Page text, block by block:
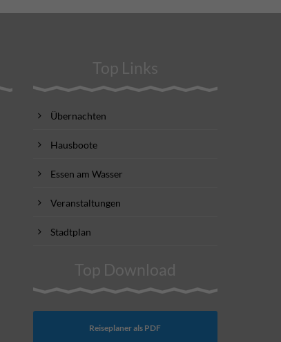
Top Links
Übernachten
Hausboote
Essen am Wasser
Veranstaltungen
Stadtplan
Top Download
Reiseplaner als PDF